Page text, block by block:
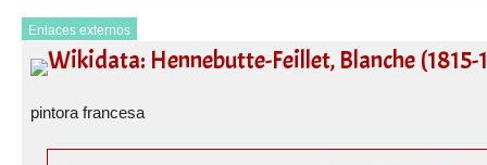
Enlaces externos
Wikidata: Hennebutte-Feillet, Blanche (1815-
pintora francesa